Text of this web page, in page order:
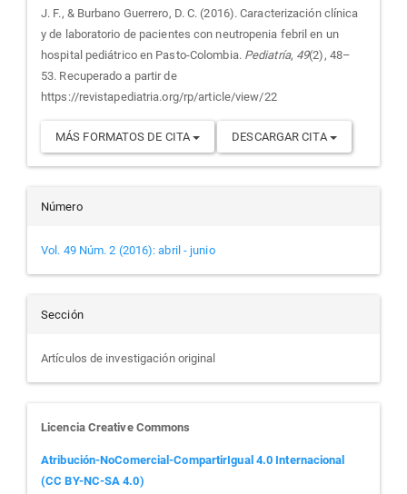
artículo
J. F., & Burbano Guerrero, D. C. (2016). Caracterización clínica
y de laboratorio de pacientes con neutropenia febril en un
hospital pediátrico en Pasto-Colombia. Pediatría, 49(2), 48–
53. Recuperado a partir de
https://revistapediatria.org/rp/article/view/22
MÁS FORMATOS DE CITA DESCARGAR CITA
Número
Vol. 49 Núm. 2 (2016): abril - junio
Sección
Artículos de investigación original
Licencia Creative Commons
Atribución-NoComercial-CompartirIgual 4.0 Internacional
(CC BY-NC-SA 4.0)